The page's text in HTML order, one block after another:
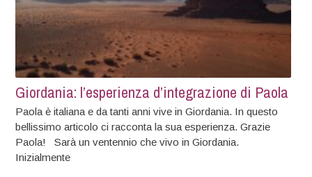
Giordania: l’esperienza d’integrazione di Paola
Paola è italiana e da tanti anni vive in Giordania. In questo
bellissimo articolo ci racconta la sua esperienza. Grazie
Paola! Sarà un ventennio che vivo in Giordania.
Inizialmente